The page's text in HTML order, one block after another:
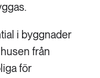
i byggnader
från
för